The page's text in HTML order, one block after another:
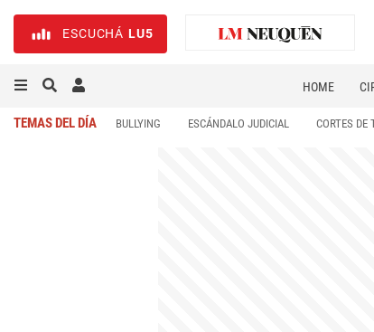
ESCUCHÁ LU5
HOME
TEMAS DEL DÍA BULLYING ESCÁNDALO JUDICIAL CORTES DE